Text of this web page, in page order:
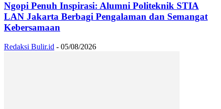
Ngopi Penuh Inspirasi: Alumni Politeknik STIA
LAN Jakarta Berbagi Pengalaman dan Semangat
Kebersamaan
Redaksi Bulir.id - 05/08/2026